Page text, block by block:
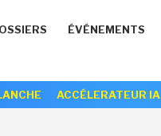
ÉVÉNEMENTS
ACCÉLERATEUR IA